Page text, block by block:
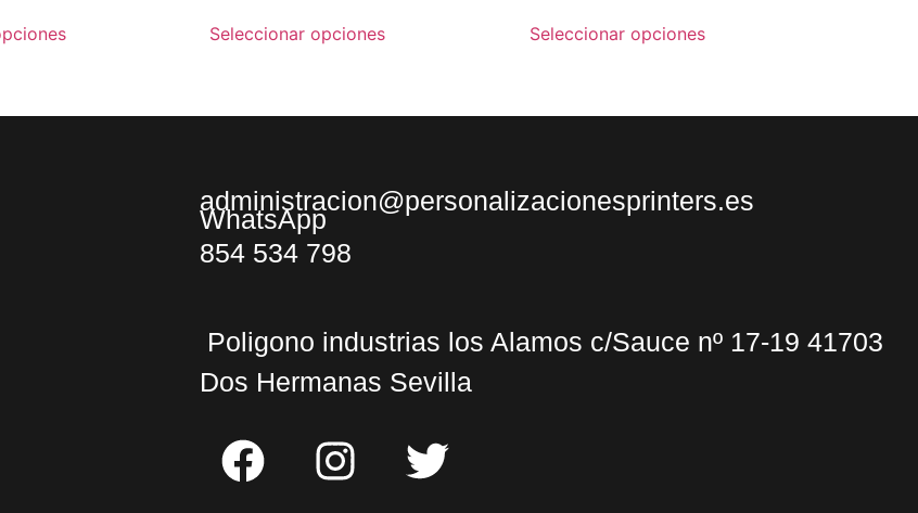
Seleccionar opciones Seleccionar opciones
administracion@personalizacionesprinters.es
WhatsApp
854 534 798
Poligono industrias los Alamos c/Sauce nº 17-19 41703
Dos Hermanas Sevilla